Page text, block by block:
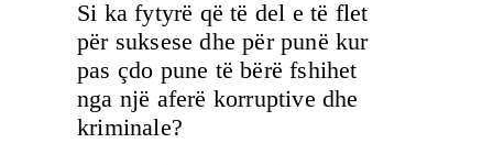
Si ka fytyrë që të del e të flet
për suksese dhe për punë kur
pas çdo pune të bërë fshihet
nga një aferë korruptive dhe
kriminale?